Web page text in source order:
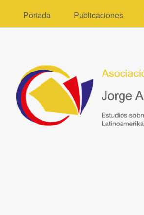
Portada Publicaciones